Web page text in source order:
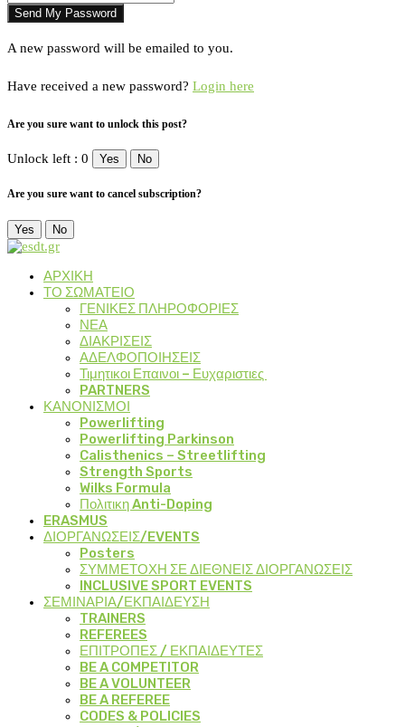
A new password will be emailed to you.
Have received a new password? Login here
Are you sure want to unlock this post?
Unlock left : 0 Yes No
Are you sure want to cancel subscription?
Yes No
ΑΡΧΙΚΗ
ΤΟ ΣΩΜΑΤΕΙΟ
ΓΕΝΙΚΕΣ ΠΛΗΡΟΦΟΡΙΕΣ
ΝΕΑ
ΔΙΑΚΡΙΣΕΙΣ
ΑΔΕΛΦΟΠΟΙΗΣΕΙΣ
Τιμητικοι Επαινοι – Ευχαριστιες
PARTNERS
ΚΑΝΟΝΙΣΜΟΙ
Powerlifting
Powerlifting Parkinson
Calisthenics – Streetlifting
Strength Sports
Wilks Formula
Πολιτικη Anti-Doping
ERASMUS
ΔΙΟΡΓΑΝΩΣΕΙΣ/EVENTS
Posters
ΣΥΜΜΕΤΟΧΗ ΣΕ ΔΙΕΘΝΕΙΣ ΔΙΟΡΓΑΝΩΣΕΙΣ
INCLUSIVE SPORT EVENTS
ΣΕΜΙΝΑΡΙΑ/ΕΚΠΑΙΔΕΥΣΗ
TRAINERS
REFEREES
ΕΠΙΤΡΟΠΕΣ / ΕΚΠΑΙΔΕΥΤΕΣ
BE A COMPETITOR
BE A VOLUNTEER
BE A REFEREE
CODES & POLICIES